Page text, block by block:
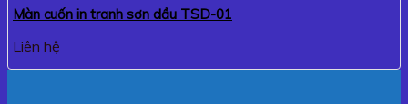
Màn cuốn in tranh sơn dầu TSD-01
Liên hệ